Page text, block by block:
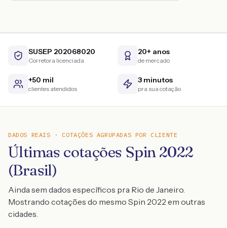
SUSEP 202068020
Corretora licenciada
20+ anos
de mercado
+50 mil
clientes atendidos
3 minutos
pra sua cotação
DADOS REAIS · COTAÇÕES AGRUPADAS POR CLIENTE
Últimas cotações Spin 2022
(Brasil)
Ainda sem dados específicos pra Rio de Janeiro.
Mostrando cotações do mesmo Spin 2022 em outras
cidades.